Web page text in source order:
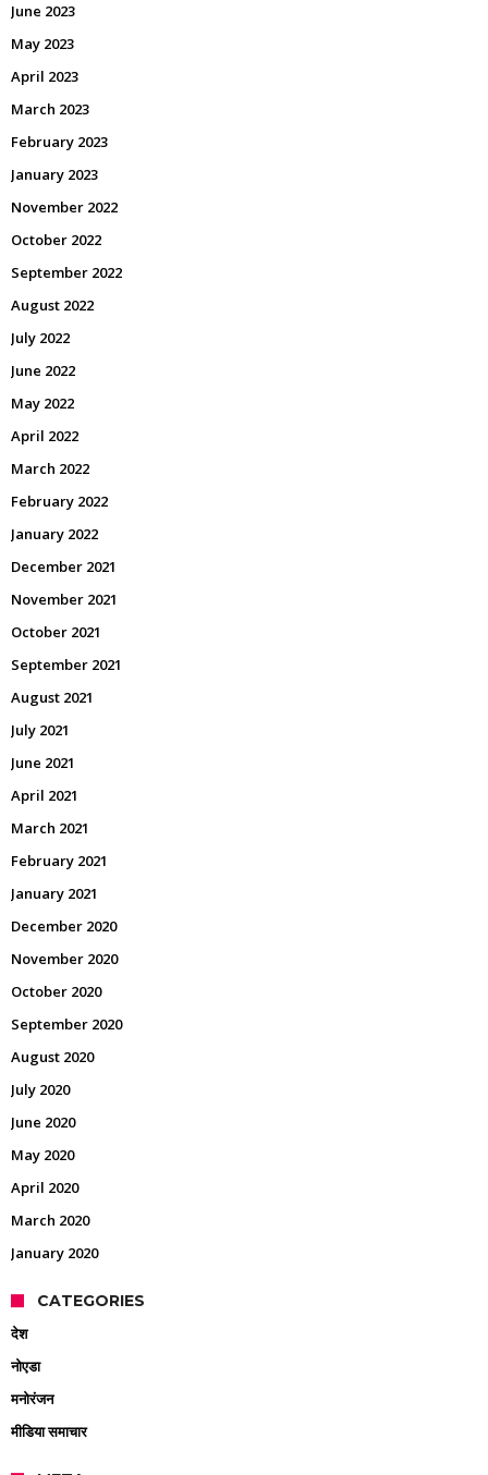
June 2023
May 2023
April 2023
March 2023
February 2023
January 2023
November 2022
October 2022
September 2022
August 2022
July 2022
June 2022
May 2022
April 2022
March 2022
February 2022
January 2022
December 2021
November 2021
October 2021
September 2021
August 2021
July 2021
June 2021
April 2021
March 2021
February 2021
January 2021
December 2020
November 2020
October 2020
September 2020
August 2020
July 2020
June 2020
May 2020
April 2020
March 2020
January 2020
CATEGORIES
देश
नोएडा
मनोरंजन
मीडिया समाचार